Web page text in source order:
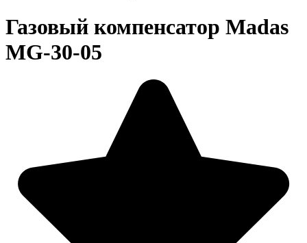
Газовый компенсатор Madas
MG-30-05